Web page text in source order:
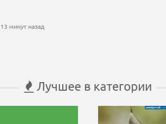
минут назад
Лучшее в категории